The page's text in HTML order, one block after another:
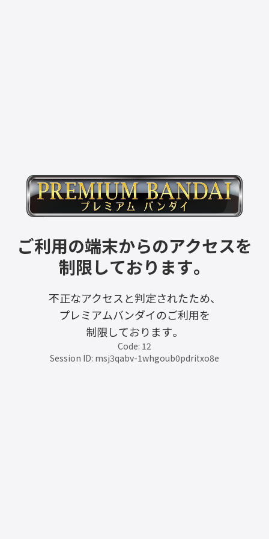
ご利用の端末からのアクセスを
制限しております。
不正なアクセスと判定されたため、
プレミアムバンダイのご利用を
制限しております。
Code: 12
Session ID: msj3qabv-1whgoub0pdritxo8e